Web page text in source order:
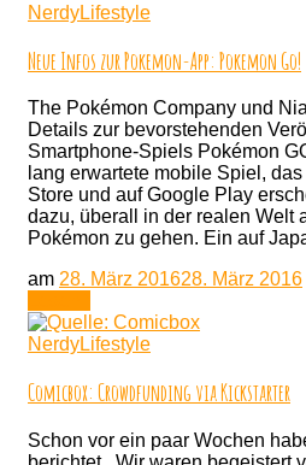
NerdyLifestyle
Neue Infos zur Pokemon-App: Pokemon Go!
The Pokémon Company und
Details zur bevorstehenden
Smartphone-Spiels Pokémon
lang erwartete mobile Spiel,
Store und auf Google Play
dazu, überall in der realen Welt
Pokémon zu gehen. Ein auf
am 28. März 201628. März 2016
NerdyLifestyle
Comicbox: Crowdfunding via Kickstarter
Schon vor ein paar Wochen